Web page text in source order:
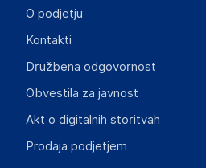
HK
angela88tw@163.com
Gospodarski subjekt s
Lokegatan 5, 263 37 Höganäs
O podjetju
Kontakti
Družbena odgovornost
Obvestila za javnost
Akt o digitalnih storitvah
Prodaja podjetjem